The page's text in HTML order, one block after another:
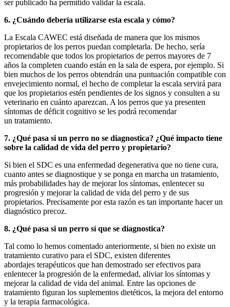
ser publicado ha permitido validar la escala.
6. ¿Cuándo debería utilizarse esta escala y cómo?
La Escala CAWEC está diseñada de manera que los mismos
propietarios de los perros puedan completarla. De hecho, sería
recomendable que todos los propietarios de perros mayores de 7
años la completen cuando están en la sala de espera, por ejemplo. Si
bien muchos de los perros obtendrán una puntuación compatible con
envejecimiento normal, el hecho de completar la escala servirá para
que los propietarios estén pendientes de los signos y consulten a su
veterinario en cuánto aparezcan. A los perros que ya presenten
síntomas de déficit cognitivo se les podrá recomendar
un tratamiento.
7. ¿Qué pasa si un perro no se diagnostica? ¿Qué impacto tiene
sobre la calidad de vida del perro y propietario?
Si bien el SDC es una enfermedad degenerativa que no tiene cura,
cuanto antes se diagnostique y se ponga en marcha un tratamiento,
más probabilidades hay de mejorar los síntomas, enlentecer su
progresión y mejorar la calidad de vida del perro y de sus
propietarios. Precisamente por esta razón es tan importante hacer un
diagnóstico precoz.
8. ¿Qué pasa si un perro sí que se diagnostica?
Tal como lo hemos comentado anteriormente, si bien no existe un
tratamiento curativo para el SDC, existen diferentes
abordajes terapéuticos que han demostrado ser efectivos para
enlentecer la progresión de la enfermedad, aliviar los síntomas y
mejorar la calidad de vida del animal. Entre las opciones de
tratamiento figuran los suplementos dietéticos, la mejora del entorno
y la terapia farmacológica.